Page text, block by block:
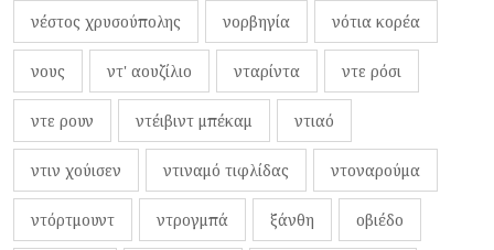
νέστος χρυσούπολης νορβηγία νότια κορέα
νους ντ' αουζίλιο νταρίντα ντε ρόσι
ντε ρουν ντέιβιντ μπέκαμ ντιαό
ντιν χούισεν ντιναμό τιφλίδας ντοναρούμα
ντόρτμουντ ντρογμπά ξάνθη οβιέδο